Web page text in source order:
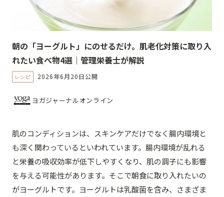
朝の「ヨーグルト」にのせるだけ。肌老化対策に取り入
れたい食べ物4選｜管理栄養士が解説
レシピ 2026年6月20日公開
ヨガジャーナルオンライン
肌のコンディションは、スキンケアだけでなく腸内環境と
も深く関わっているといわれています。腸内環境が乱れる
と栄養の吸収効率が低下しやすくなり、肌の調子にも影響
を与える可能性があります。そこで朝食に取り入れたいの
がヨーグルトです。ヨーグルトは乳酸菌を含み、さまざま